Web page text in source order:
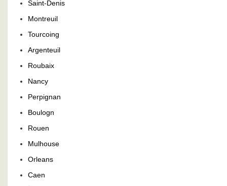
Saint-Denis
Montreuil
Tourcoing
Argenteuil
Roubaix
Nancy
Perpignan
Boulogn
Rouen
Mulhouse
Orleans
Caen